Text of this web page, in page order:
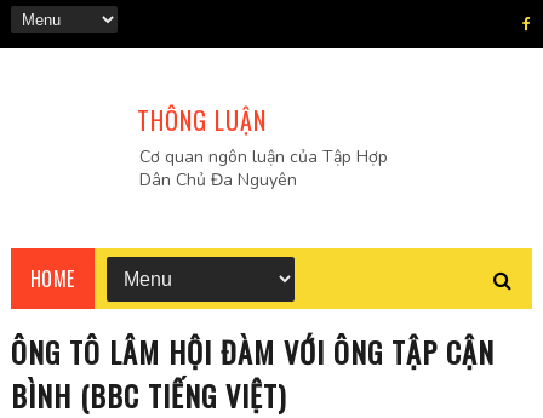
THÔNG LUẬN
Cơ quan ngôn luận của Tập Hợp
Dân Chủ Đa Nguyên
HOME
ÔNG TÔ LÂM HỘI ĐÀM VỚI ÔNG TẬP CẬN
BÌNH (BBC TIẾNG VIỆT)